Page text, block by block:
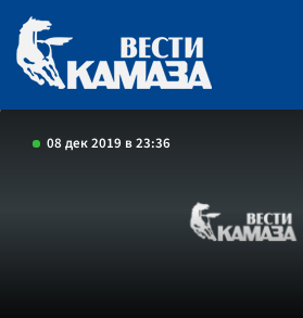
08 дек 2019 в 23:36